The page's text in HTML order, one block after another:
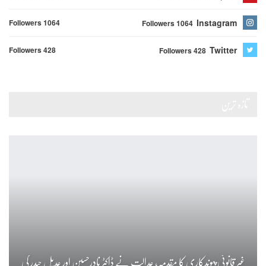
Instagram
Followers 1064
Followers 1064
Twitter
Followers 428
Followers 428
غیر قانونی پیوندکاری کا مقدمہ، عدالت نے ڈاکٹر نادرحسین اور عدیل حیدر کی